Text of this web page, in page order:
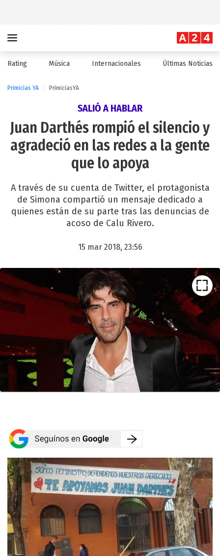
Rating Música Internacionales Últimas Noticias
Primicias YA PrimiciasYA
SALIÓ A HABLAR
Juan Darthés rompió el silencio y
agradeció en las redes a la gente
que lo apoya
A través de su cuenta de Twitter, el protagonista
de Simona compartió un mensaje dedicado a
quienes están de su parte tras las denuncias de
acoso de Calu Rivero.
15 mar 2018, 23:56